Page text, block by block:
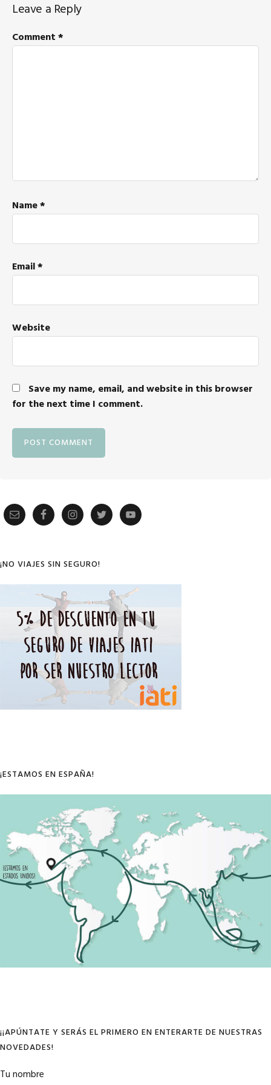
Interactions
Leave a Reply
Comment*
Name*
Email*
Website
Save my name, email, and website in this browser
for the next time I comment.
Primary
¡NO VIAJES SIN SEGURO!
¡ESTAMOS EN ESPAÑA!
¡¡APÚNTATE Y SERÁS EL PRIMERO EN ENTERARTE DE NUESTRAS
NOVEDADES!
Tu nombre